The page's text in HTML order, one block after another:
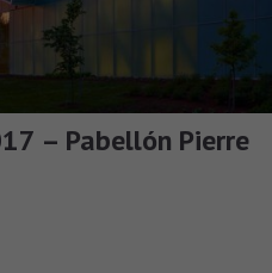
– Pabellón Pierre